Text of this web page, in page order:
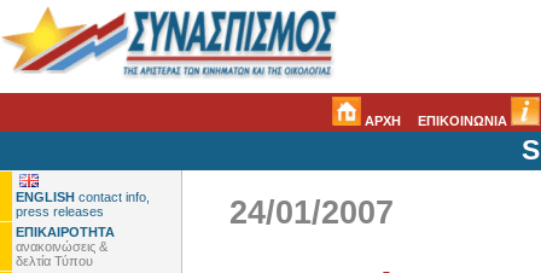
ΑΡΧΗ ΕΠΙΚΟΙΝΩΝΙΑ
ENGLISH contact info,
press releases
ΕΠΙΚΑΙΡΟΤΗΤΑ
ανακοινώσεις &
δελτία Τύπου
24/01/2007